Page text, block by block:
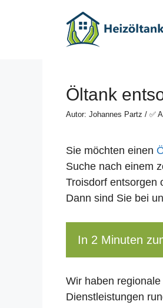
Öltank
Autor: Johannes Partz / ✅
Sie möchten einen
Suche nach einem
Troisdorf entsorgen
Dann sind Sie bei
In 2 Minuten
Wir haben
Dienstleistungen